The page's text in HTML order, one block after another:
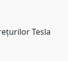
Tesla